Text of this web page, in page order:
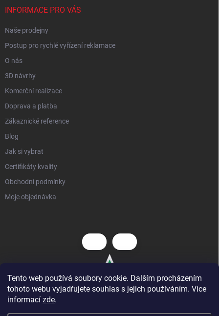
Tento web používá soubory cookie. Dalším procházením
tohoto webu vyjadřujete souhlas s jejich používáním. Více
informací zde.
INFORMACE PRO VÁS
Naše prodejny
Postup pro rychlé vyřízení reklamace
O nás
3D návrhy
Komerční realizace
Doprava a platba
Zákaznické reference
Blog
Jak si vybrat
Certifikáty kvality
Obchodní podmínky
Moje objednávka